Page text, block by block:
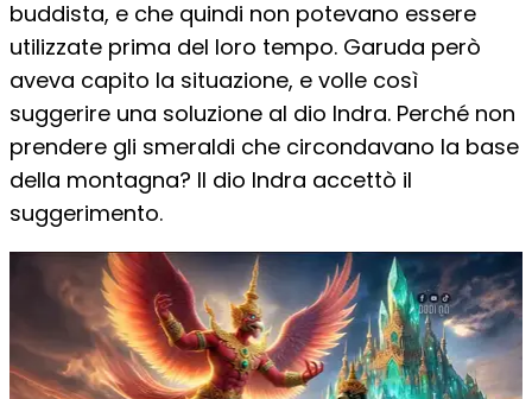
buddista, e che quindi non potevano essere
utilizzate prima del loro tempo. Garuda però
aveva capito la situazione, e volle così
suggerire una soluzione al dio Indra. Perché non
prendere gli smeraldi che circondavano la base
della montagna? Il dio Indra accettò il
suggerimento.